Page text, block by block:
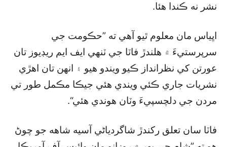
نشر نه ڪندا هئا.
اڀياس مان معلوم ٿيو آهي ته ”حڪومت جي
سرپرستيءَ ۾ هلندڙ فاٽا جي ٽنهي ايف ايم ريڊيوز تان
عورتن کي نظرانداز ڪيو ويندو هيو ۽ انهن تان اهڙي
نشريات جاري ڪئي ويندي هئي جيڪا مڪمل طور تي
مردن جي دلچسپيءَ وٽان هوندي هئي“.
فاٽا سان تعلق رکندڙ شاگردياڻي آسيه شاهه جو چوڻ